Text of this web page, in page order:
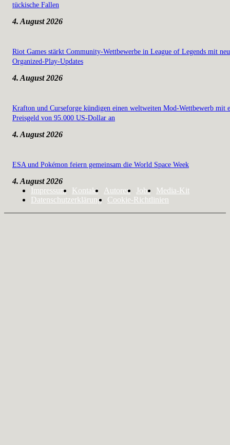
tückische Fallen
4. August 2026
Riot Games stärkt Community-Wettbewerbe in League of Legends mit
Organized-Play-Updates
4. August 2026
Krafton und Curseforge kündigen einen weltweiten Mod-Wettbewerb mit
Preisgeld von 95.000 US-Dollar an
4. August 2026
ESA und Pokémon feiern gemeinsam die World Space Week
4. August 2026
Impressum
Kontakt Autoren Jobs
Media-Kit
Datenschutzerklärung
Cookie-Richtlinien